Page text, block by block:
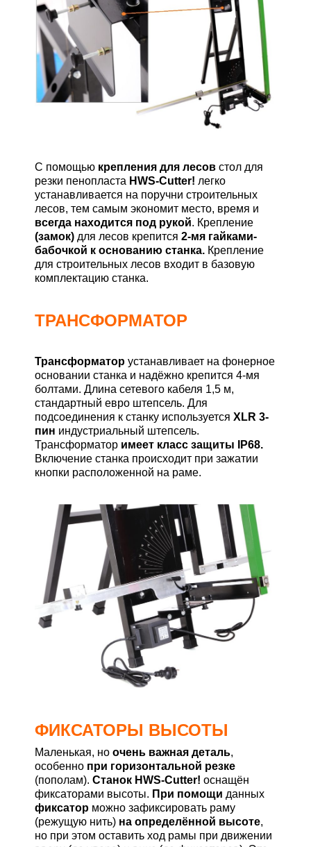
С помощью крепления для лесов стол для
резки пенопласта HWS-Cutter! легко
устанавливается на поручни строительных
лесов, тем самым экономит место, время и
всегда находится под рукой. Крепление
(замок) для лесов крепится 2-мя гайками-
бабочкой к основанию станка. Крепление
для строительных лесов входит в базовую
комплектацию станка.
ТРАНСФОРМАТОР
Трансформатор устанавливает на фонерное
основании станка и надёжно крепится 4-мя
болтами. Длина сетевого кабеля 1,5 м,
стандартный евро штепсель. Для
подсоединения к станку используется XLR 3-
пин индустриальный штепсель.
Трансформатор имеет класс защиты IP68.
Включение станка происходит при зажатии
кнопки расположенной на раме.
ФИКСАТОРЫ ВЫСОТЫ
Маленькая, но очень важная деталь,
особенно при горизонтальной резке
(пополам). Станок HWS-Cutter! оснащён
фиксаторами высоты. При помощи данных
фиксатор можно зафиксировать раму
(режущую нить) на определённой высоте,
но при этом оставить ход рамы при движении